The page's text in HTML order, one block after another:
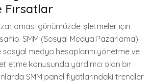
Fırsatlar
günümüzde işletmeler için
SMM (Sosyal Medya Pazarlama)
sosyal medya hesaplarını yönetme ve
etme konusunda yardımcı olan bir
SMM panel fiyatlarındaki trendler